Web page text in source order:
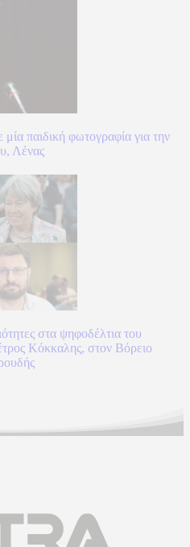
παιδική φωτογραφία για την
Λένας
στα ψηφοδέλτια του
Κόκκαλης, στον Βόρειο